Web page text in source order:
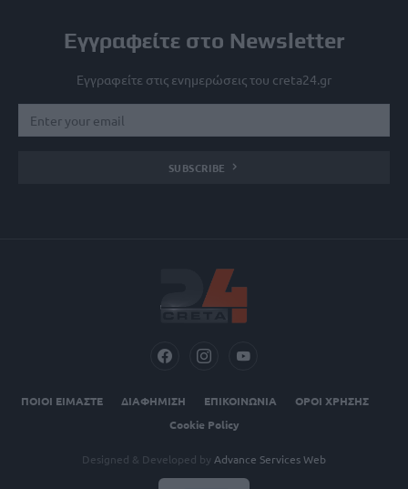
Εγγραφείτε στο Newsletter
Εγγραφείτε στις ενημερώσεις του creta24.gr
SUBSCRIBE
ΠΟΙΟΙ ΕΙΜΑΣΤΕ ΔΙΑΦΗΜΙΣΗ ΕΠΙΚΟΙΝΩΝΙΑ
ΟΡΟΙ ΧΡΗΣΗΣ
Cookie Policy
Designed & Developed by Advance Services Web